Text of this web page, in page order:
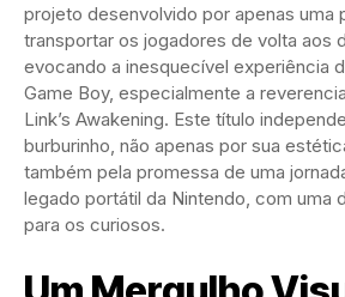
projeto desenvolvido por apenas uma
transportar os jogadores de volta aos
evocando a inesquecível experiência
Game Boy, especialmente a
Link’s Awakening. Este título
burburinho, não apenas por sua
também pela promessa de uma
legado portátil da Nintendo, com uma
para os curiosos.